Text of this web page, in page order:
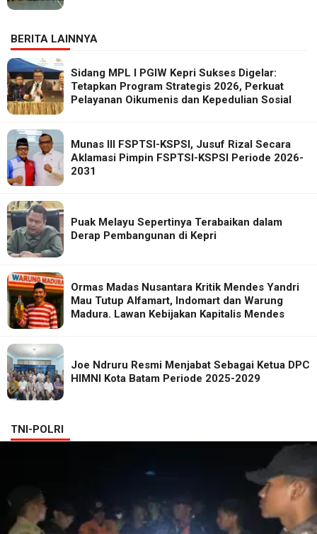
BERITA LAINNYA
Sidang MPL I PGIW Kepri Sukses Digelar:
Tetapkan Program Strategis 2026, Perkuat
Pelayanan Oikumenis dan Kepedulian Sosial
Munas III FSPTSI-KSPSI, Jusuf Rizal Secara
Aklamasi Pimpin FSPTSI-KSPSI Periode 2026-
2031
Puak Melayu Sepertinya Terabaikan dalam
Derap Pembangunan di Kepri
Ormas Madas Nusantara Kritik Mendes Yandri
Mau Tutup Alfamart, Indomart dan Warung
Madura. Lawan Kebijakan Kapitalis Mendes
Joe Ndruru Resmi Menjabat Sebagai Ketua DPC
HIMNI Kota Batam Periode 2025-2029
TNI-POLRI